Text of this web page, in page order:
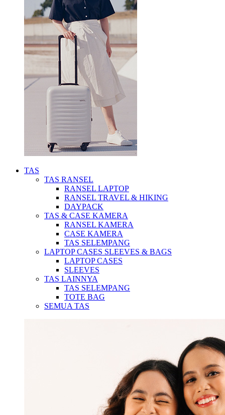
TAS
TAS RANSEL
RANSEL LAPTOP
RANSEL TRAVEL & HIKING
DAYPACK
TAS & CASE KAMERA
RANSEL KAMERA
CASE KAMERA
TAS SELEMPANG
LAPTOP CASES SLEEVES & BAGS
LAPTOP CASES
SLEEVES
TAS LAINNYA
TAS SELEMPANG
TOTE BAG
SEMUA TAS